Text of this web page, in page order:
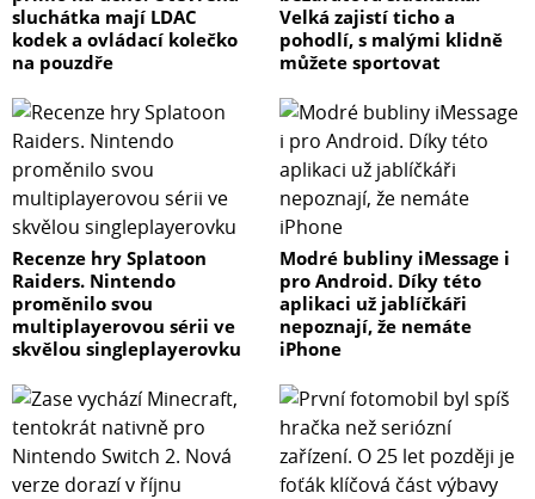
- instalace front-firing (vyzařování dopředu)
Nejčistší a nejpřesnější podání basů bez vlivu podlahy,
ideální pro studiové aplikace, mastering nebo analytický
poslech, kde je důležitá přesná kontrola nízkých
frekvencí.
- instalace downward-firing (vyzařování k podlaze)
Zvýšený objem basů díky akustickému spojení s
podlahou (+3 dB), vhodné pro domácí kina, menší
poslechové prostory nebo tam, kde je žádoucí silnější
basová odezva.
vlastnosti
- typ: studiový subwoofer
- výkon: 300 W
sluchátka mají LDAC
kodek a ovládací kolečko
na pouzdře
Velká zajistí ticho a
pohodlí, s malými klidně
můžete sportovat
Recenze hry Splatoon
Raiders. Nintendo
proměnilo svou
multiplayerovou sérii ve
skvělou singleplayerovku
Modré bubliny iMessage i
pro Android. Díky této
aplikaci už jablíčkáři
nepoznají, že nemáte
iPhone